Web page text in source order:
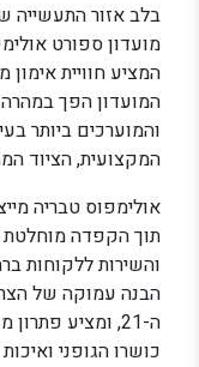
בלב אזור התעשייה
מועדון ספורט
המציע חוויית
המועדון הפך
והמוערכים ביותר
המקצועית, הציוד
אולימפוס טבריה
תוך הקפדה מוחלטת
והשירות ללקוחות
הבנה עמוקה של
ה-21, ומציע
כושרו הגופני ואיכות